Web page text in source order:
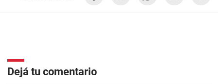
Dejá tu comentario